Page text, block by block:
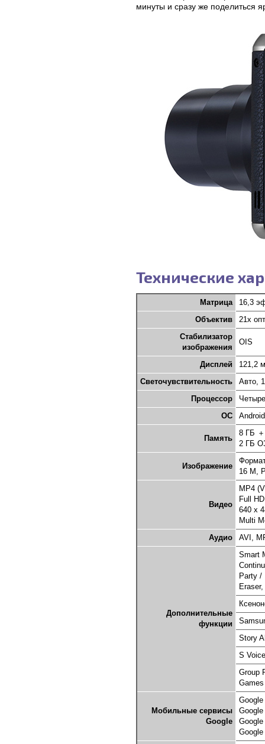
минуты и сразу же поделиться
Технические
Матрица
16,3
Объектив
21x
Стабилизатор
изображения
OIS
Дисплей
121,2
Светочувствительность
Авто,
Процессор
OС
Память
8 ГБ
2 ГБ
Изображение
16 M,
Видео
MP4
Full
640 x
Multi
Аудио
AVI,
Дополнительные
функции
Smart
Party /
Story
S Voice
Group
Games
Мобильные сервисы
Google